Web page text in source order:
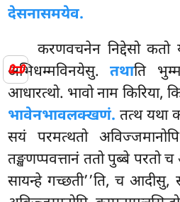
📜
देसनासमयेव.
करणवचनेन निद्देसो कतो
अभिधम्मविनयेसु.तथाति
आधारत्थो. भावो नाम किरिया,
भावेनभावलक्खणं. तत्थ यथा
सयं परमत्थतो
तङ्खणप्पवत्तानं ततो पुब्बे परतो
सायन्हे गच्छती’’ति, च आदीसु,